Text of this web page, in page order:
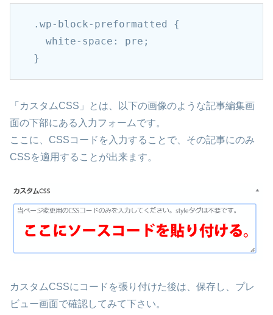
.wp-block-preformatted {
}
「カスタムCSS」とは、以下の画像のような記事編集画
面の下部にある入力フォームです。
ここに、CSSコードを入力することで、その記事にのみ
CSSを適用することが出来ます。
カスタムCSSにコードを張り付けた後は、保存し、プレ
ビュー画面で確認してみて下さい。